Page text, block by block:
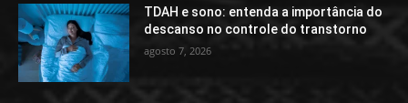
TDAH e sono: entenda a importância do
descanso no controle do transtorno
agosto 7, 2026